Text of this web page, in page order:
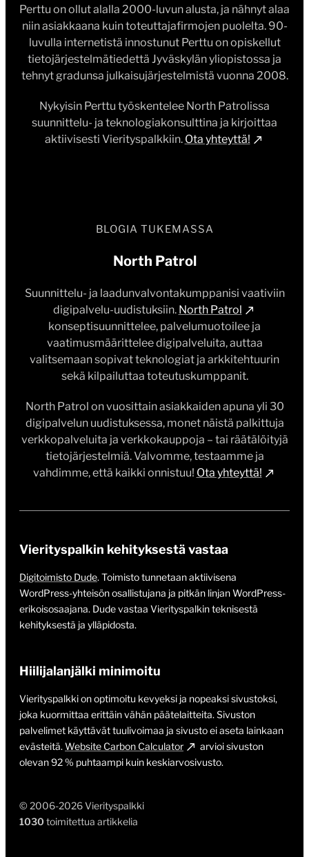
Perttu on ollut alalla 2000-luvun alusta, ja nähnyt alaa
niin asiakkaana kuin toteuttajafirmojen puolelta. 90-
luvulla internetistä innostunut Perttu on opiskellut
tietojärjestelmätiedettä Jyväskylän yliopistossa ja
tehnyt gradunsa julkaisujärjestelmistä vuonna 2008.
Nykyisin Perttu työskentelee North Patrolissa
suunnittelu- ja teknologiakonsulttina ja kirjoittaa
aktiivisesti Vierityspalkkiin. Ota yhteyttä!
BLOGIA TUKEMASSA
North Patrol
Suunnittelu- ja laadunvalvontakumppanisi vaativiin
digipalvelu-uudistuksiin. North Patrol
konseptisuunnittelee, palvelumuotoilee ja
vaatimusmäärittelee digipalveluita, auttaa
valitsemaan sopivat teknologiat ja arkkitehtuurin
sekä kilpailuttaa toteutuskumppanit.
North Patrol on vuosittain asiakkaiden apuna yli 30
digipalvelun uudistuksessa, monet näistä palkittuja
verkkopalveluita ja verkkokauppoja – tai räätälöityjä
tietojärjestelmiä. Valvomme, testaamme ja
vahdimme, että kaikki onnistuu! Ota yhteyttä!
© 2006-2026 Vierityspalkki
1030 toimitettua artikkelia
Vierityspalkin kehityksestä vastaa
Digitoimisto Dude. Toimisto tunnetaan aktiivisena
WordPress-yhteisön osallistujana ja pitkän linjan WordPress-
erikoisosaajana. Dude vastaa Vierityspalkin teknisestä
kehityksestä ja ylläpidosta.
Hiilijalanjälki minimoitu
Vierityspalkki on optimoitu kevyeksi ja nopeaksi sivustoksi,
joka kuormittaa erittäin vähän päätelaitteita. Sivuston
palvelimet käyttävät tuulivoimaa ja sivusto ei aseta lainkaan
evästeitä. Website Carbon Calculator
arvioi sivuston
olevan 92 % puhtaampi kuin keskiarvosivusto.